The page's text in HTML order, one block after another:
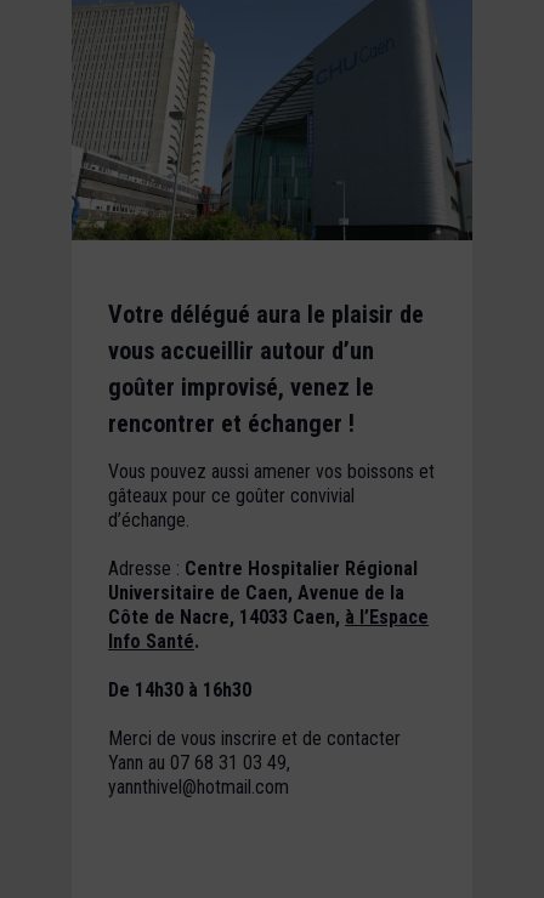
Votre délégué aura le plaisir de
vous accueillir autour d’un
goûter improvisé, venez le
rencontrer et échanger !
Vous pouvez aussi amener vos boissons et
gâteaux pour ce goûter convivial
d’échange.
Adresse : Centre Hospitalier Régional
Universitaire de Caen, Avenue de la
Côte de Nacre, 14033 Caen, à l’Espace
Info Santé.
De 14h30 à 16h30
Merci de vous inscrire et de contacter
Yann au 07 68 31 03 49,
yannthivel@hotmail.com